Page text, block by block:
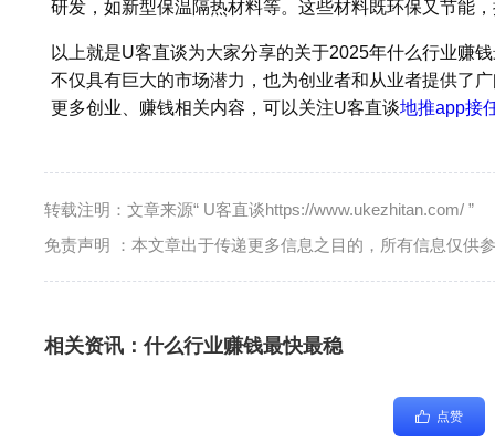
研发，如新型保温隔热材料等。这些材料既环保又节能
以上就是U客直谈为大家分享的关于2025年什么行业赚
不仅具有巨大的市场潜力，也为创业者和从业者提供了
更多创业、赚钱相关内容，可以关注U客直谈地推app接
转载注明：文章来源“ U客直谈https://www.ukezhitan.com/ ”
免责声明 ：本文章出于传递更多信息之目的，所有信息仅供
相关资讯：什么行业赚钱最快最稳
点赞